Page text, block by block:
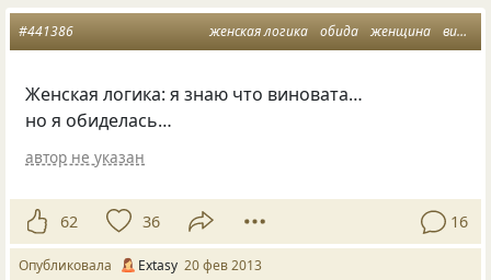
женская логика обида женщина виновата
#441386
Женская логика: я знаю что виновата…
но я обиделась…
автор не указан
62 36 16
Опубликовала Extasy 20 фев 2013